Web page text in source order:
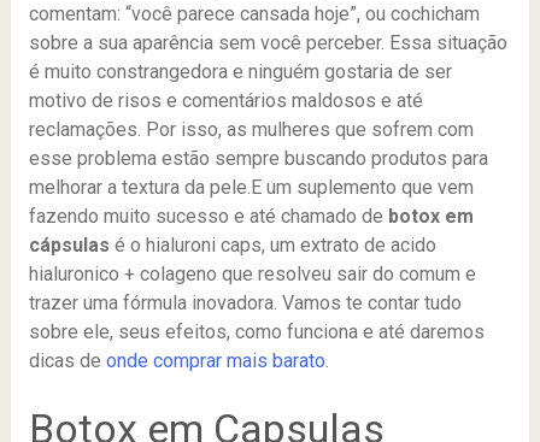
comentam: “você parece cansada hoje”, ou cochicham
sobre a sua aparência sem você perceber. Essa situação
é muito constrangedora e ninguém gostaria de ser
motivo de risos e comentários maldosos e até
reclamações. Por isso, as mulheres que sofrem com
esse problema estão sempre buscando produtos para
melhorar a textura da pele.E um suplemento que vem
fazendo muito sucesso e até chamado de botox em
cápsulas é o hialuroni caps, um extrato de acido
hialuronico + colageno que resolveu sair do comum e
trazer uma fórmula inovadora. Vamos te contar tudo
sobre ele, seus efeitos, como funciona e até daremos
dicas de onde comprar mais barato.
Botox em Capsulas